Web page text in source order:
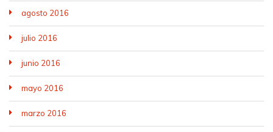
agosto 2016
julio 2016
junio 2016
mayo 2016
marzo 2016